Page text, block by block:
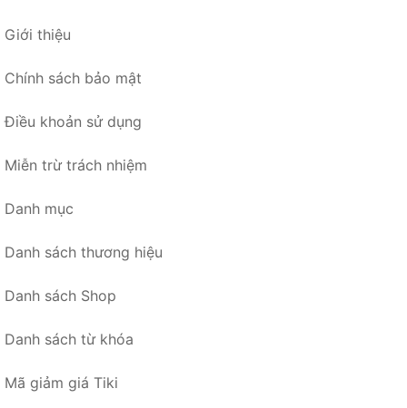
Giới thiệu
Chính sách bảo mật
Điều khoản sử dụng
Miễn trừ trách nhiệm
Danh mục
Danh sách thương hiệu
Danh sách Shop
Danh sách từ khóa
Mã giảm giá Tiki